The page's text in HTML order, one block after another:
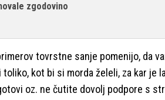
zgodovino
tovrstne sanje pomenijo, da
kot bi si morda želeli, za kar je
oz. ne čutite dovolj podpore s